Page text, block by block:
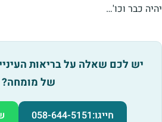
יהיה כבר וכו'…
יש לכם שאלה על בריאות
של מומחה?
חייגו:058-644-5151